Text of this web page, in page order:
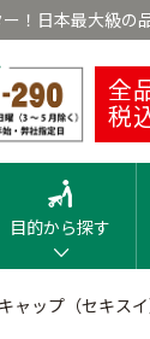
！日本最大級の
全
税
目的から探す
ャップ（セキスイ